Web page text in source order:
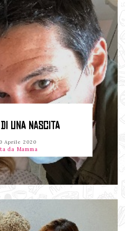
UNA NASCITA
Aprile 2020
da Mamma